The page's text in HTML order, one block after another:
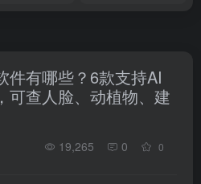
件有哪些？6款支持AI
可查人脸、动植物、建
19,265 0 0